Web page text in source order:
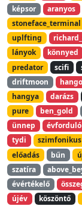
képsor
aranyos
stoneface_terminal
uplfting
lányok
könnyed
predator
scifi
driftmoon
hangya
darázs
pure
ben_gold
ünnep
évforduló
tydi
szimfonikus
előadás
bűn
szatíra
évértékelő
újév
köszöntő